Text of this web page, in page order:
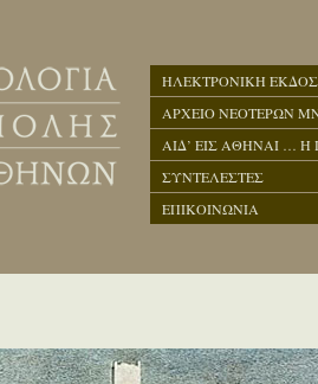
ΗΛΕΚΤΡΟΝΙΚΗ
ΑΡΧΕΙΟ ΝΕΟΤΕΡΩΝ
ΑΙΔ’ ΕΙΣ ΑΘΗΝΑΙ … Η
ΣΥΝΤΕΛΕΣΤΕΣ
ΕΠΙΚΟΙΝΩΝΙΑ